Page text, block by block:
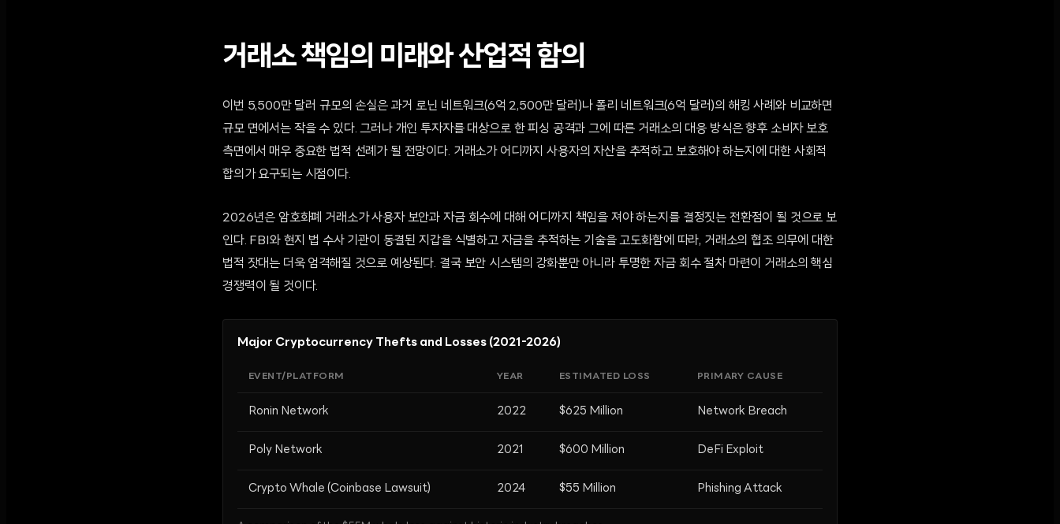
거래소 책임의 미래와 산업적 함의
이번 5,500만 달러 규모의 손실은 과거 로닌 네트워크(6억 2,500만 달러)나 폴리 네트워크(6억 달러)의 해킹 사례와 비교하면
규모 면에서는 작을 수 있다. 그러나 개인 투자자를 대상으로 한 피싱 공격과 그에 따른 거래소의 대응 방식은 향후 소비자 보호
측면에서 매우 중요한 법적 선례가 될 전망이다. 거래소가 어디까지 사용자의 자산을 추적하고 보호해야 하는지에 대한 사회적
합의가 요구되는 시점이다.
2026년은 암호화폐 거래소가 사용자 보안과 자금 회수에 대해 어디까지 책임을 져야 하는지를 결정짓는 전환점이 될 것으로 보
인다. FBI와 현지 법 수사 기관이 동결된 지갑을 식별하고 자금을 추적하는 기술을 고도화함에 따라, 거래소의 협조 의무에 대한
법적 잣대는 더욱 엄격해질 것으로 예상된다. 결국 보안 시스템의 강화뿐만 아니라 투명한 자금 회수 절차 마련이 거래소의 핵심
경쟁력이 될 것이다.
Major Cryptocurrency Thefts and Losses (2021-2026)
EVENT/PLATFORM YEAR ESTIMATED LOSS PRIMARY CAUSE
Ronin Network 2022 $625 Million Network Breach
Poly Network 2021 $600 Million DeFi Exploit
Crypto Whale (Coinbase Lawsuit) 2024 $55 Million Phishing Attack